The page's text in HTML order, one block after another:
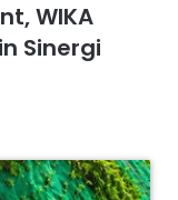
WIKA
Sinergi